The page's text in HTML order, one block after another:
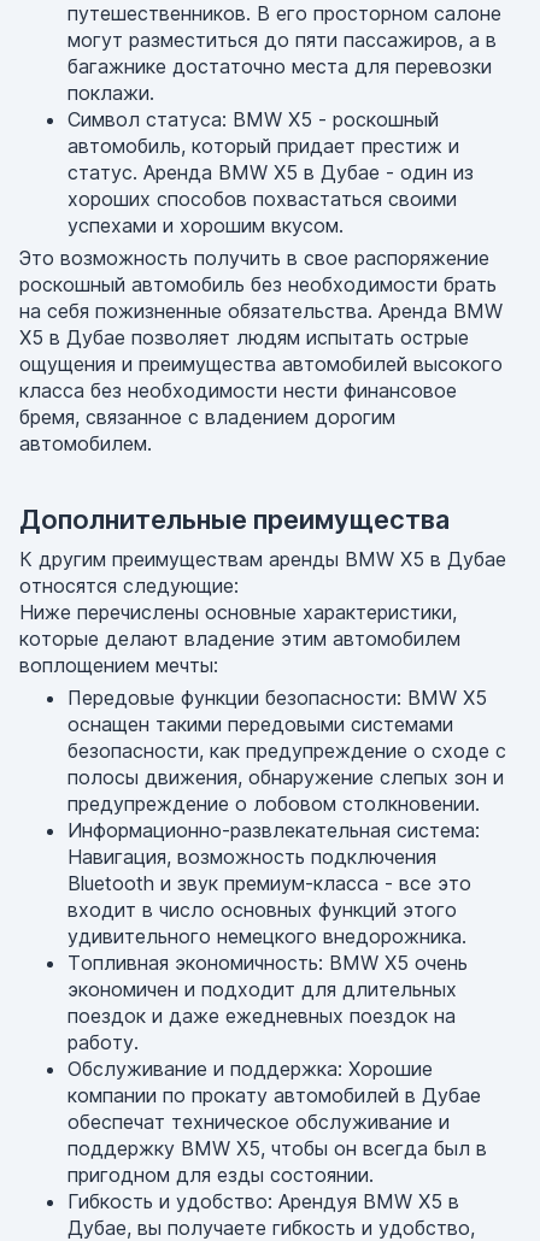
путешественников. В его просторном салоне
могут разместиться до пяти пассажиров, а в
багажнике достаточно места для перевозки
поклажи.
Символ статуса: BMW X5 - роскошный
автомобиль, который придает престиж и
статус. Аренда BMW X5 в Дубае - один из
хороших способов похвастаться своими
успехами и хорошим вкусом.
Это возможность получить в свое распоряжение
роскошный автомобиль без необходимости брать
на себя пожизненные обязательства. Аренда BMW
X5 в Дубае позволяет людям испытать острые
ощущения и преимущества автомобилей высокого
класса без необходимости нести финансовое
бремя, связанное с владением дорогим
автомобилем.
Дополнительные преимущества
К другим преимуществам аренды BMW X5 в Дубае
относятся следующие:
Ниже перечислены основные характеристики,
которые делают владение этим автомобилем
воплощением мечты:
Передовые функции безопасности: BMW X5
оснащен такими передовыми системами
безопасности, как предупреждение о сходе с
полосы движения, обнаружение слепых зон и
предупреждение о лобовом столкновении.
Информационно-развлекательная система:
Навигация, возможность подключения
Bluetooth и звук премиум-класса - все это
входит в число основных функций этого
удивительного немецкого внедорожника.
Топливная экономичность: BMW X5 очень
экономичен и подходит для длительных
поездок и даже ежедневных поездок на
работу.
Обслуживание и поддержка: Хорошие
компании по прокату автомобилей в Дубае
обеспечат техническое обслуживание и
поддержку BMW X5, чтобы он всегда был в
пригодном для езды состоянии.
Гибкость и удобство: Арендуя BMW X5 в
Дубае, вы получаете гибкость и удобство,